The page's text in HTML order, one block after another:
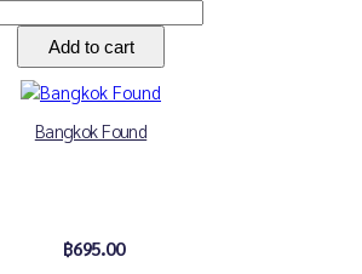
Bangkok Found
฿695.00